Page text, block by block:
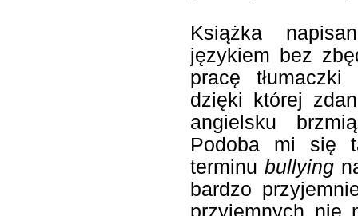
Książka
językiem bez
pracę tłumaczki
dzięki której
angielsku
Podoba mi się
terminubullying
bardzo
przyjemnych nie